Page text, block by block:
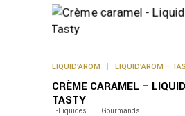
LIQUID’AROM LIQUID’AROM –
CRÈME CARAMEL –
TASTY
E-Liquides Gourmands
variations.
options
choisies
page